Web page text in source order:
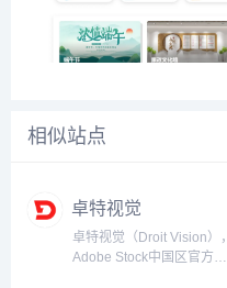
相似站点
卓特视觉
卓特视觉（Droit Vision），
Adobe Stock中国区官方合